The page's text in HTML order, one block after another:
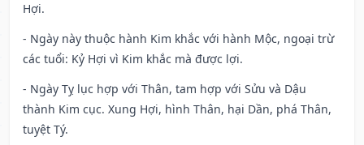
Hợi.
- Ngày này thuộc hành Kim khắc với hành Mộc, ngoại trừ
các tuổi: Kỷ Hợi vì Kim khắc mà được lợi.
- Ngày Tỵ lục hợp với Thân, tam hợp với Sửu và Dậu
thành Kim cục. Xung Hợi, hình Thân, hại Dần, phá Thân,
tuyệt Tý.